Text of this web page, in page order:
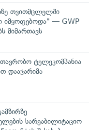
თვითმცლელში
იმყოფებოდა" — GWP
მიმართავს
ტელეკომპანია
დააჯარიმა
სარეაბილიტაციო